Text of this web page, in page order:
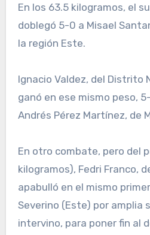
En los 63.5 kilogramos, el
doblegó 5-0 a Misael
la región Este.
Ignacio Valdez, del Distrito
ganó en ese mismo peso,
Andrés Pérez Martínez, de
En otro combate, pero del
kilogramos), Fedri Franco,
apabulló en el mismo
Severino (Este) por amplia
intervino, para poner fin al